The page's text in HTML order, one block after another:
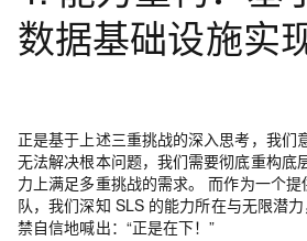
数据基础设施实
正是基于上述三重挑战的深入思考，我们
无法解决根本问题，我们需要彻底重构底
力上满足多重挑战的需求。 而作为一个
队，我们深知 SLS 的能力所在与无限潜
禁自信地喊出：“正是在下！”